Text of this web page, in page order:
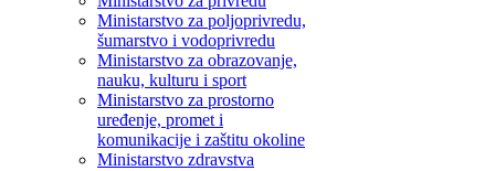
Ministarstvo za poljoprivredu,
šumarstvo i vodoprivredu
Ministarstvo za obrazovanje,
nauku, kulturu i sport
Ministarstvo za prostorno
uređenje, promet i
komunikacije i zaštitu okoline
Ministarstvo zdravstva